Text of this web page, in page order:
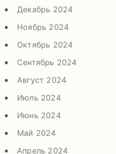
Декабрь 2024
Ноябрь 2024
Октябрь 2024
Сентябрь 2024
Август 2024
Июль 2024
Июнь 2024
Май 2024
Апрель 2024